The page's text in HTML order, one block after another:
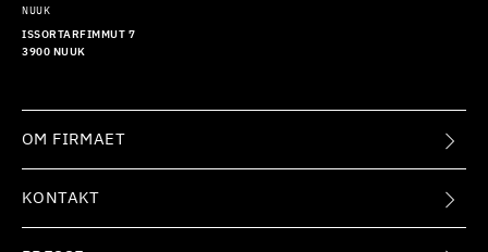
NUUK
ISSORTARFIMMUT 7
3900 NUUK
OM FIRMAET
KONTAKT